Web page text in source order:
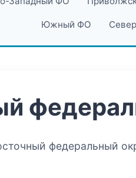
Южный ФО
федеральный